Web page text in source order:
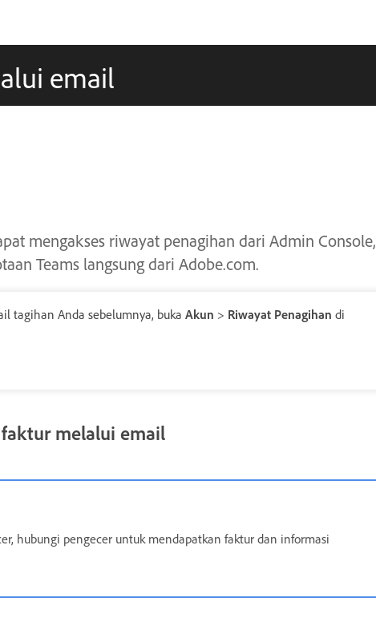
email
mengakses riwayat penagihan dari Admin Console,
Teams langsung dari Adobe.com.
tagihan Anda sebelumnya, buka Akun > Riwayat Penagihan di
melalui email
hubungi pengecer untuk mendapatkan faktur dan informasi